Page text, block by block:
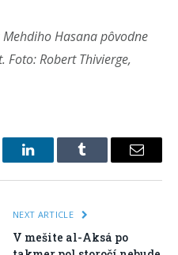
Hasana pôvodne
Robert Thivierge,
LinkedInTumblr Email
NEXT ARTICLE
V mešite al-Aksá po